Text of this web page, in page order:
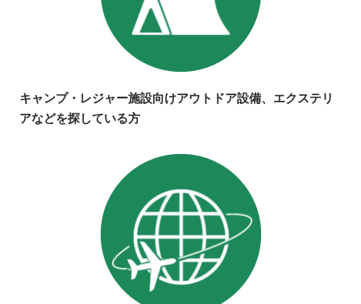
キャンプ・レジャー施設向けアウトドア設備、エクステリ
アなどを探している方